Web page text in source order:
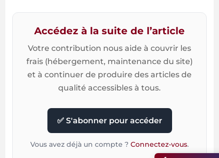
Accédez à la suite de l’article
Votre contribution nous aide à couvrir les
frais (hébergement, maintenance du site)
et à continuer de produire des articles de
qualité accessibles à tous.
✅ S'abonner pour accéder
Vous avez déjà un compte ? Connectez-vous.